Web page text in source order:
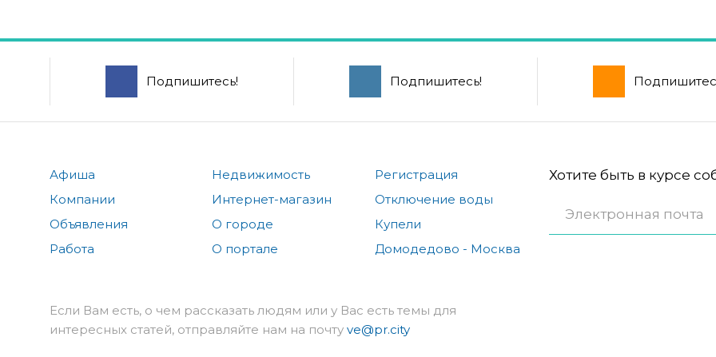
Подпишитесь! Подпишитесь!
Афиша
Компании
Объявления
Работа
Недвижимость
Интернет-магазин
О городе
О портале
Регистрация
Отключение воды
Купели
Домодедово - Москва
Хотите быть в курсе
Если Вам есть, о чем рассказать людям или у Вас есть темы для
интересных статей, отправляйте нам на почту ve@pr.city